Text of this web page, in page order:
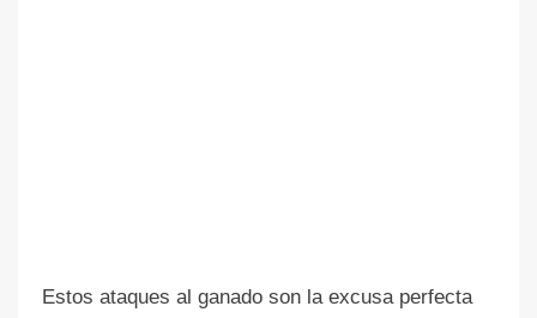
Estos ataques al ganado son la excusa perfecta